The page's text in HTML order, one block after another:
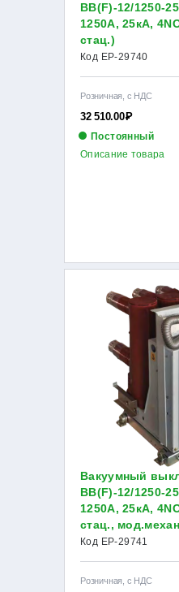
ВВ(F)-12/1250-
1250А, 25кА,
стац.)
Код EP-29740
Розничная, с НДС
32 510.00Р
Постоянный
Описание товара
Вакуумный
ВВ(F)-12/1250-
1250А, 25кА,
стац.,
Код EP-29741
Розничная, с НДС